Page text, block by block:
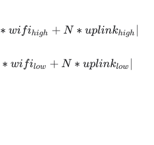
M∗wi fhigh+ N∗up in khigh|
M∗wi flow+ N∗up in klow|